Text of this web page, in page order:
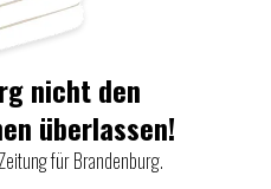
nicht den
überlassen!
fürBrandenburg.